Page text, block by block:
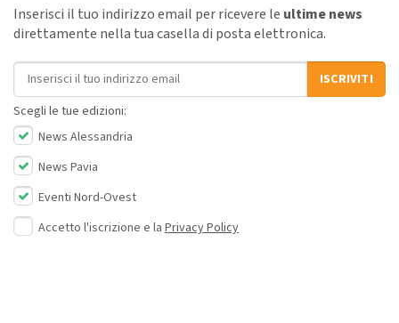
Inserisci il tuo indirizzo email per ricevere le ultime news
direttamente nella tua casella di posta elettronica.
Indirizzo email
ISCRIVITI
Scegli le tue edizioni:
News Alessandria
News Pavia
Eventi Nord-Ovest
Accetto l'iscrizione e la Privacy Policy